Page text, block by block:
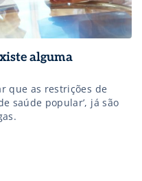
alguma
que as restrições de
saúde popular’, já são